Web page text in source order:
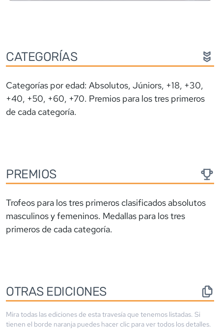
CATEGORÍAS
Categorías por edad: Absolutos, Júniors, +18, +30,
+40, +50, +60, +70. Premios para los tres primeros
de cada categoría.
PREMIOS
Trofeos para los tres primeros clasificados absolutos
masculinos y femeninos. Medallas para los tres
primeros de cada categoría.
OTRAS EDICIONES
Mira todas las ediciones de esta travesía que tenemos listadas. Si
tienen el borde naranja puedes hacer clic para ver todos los detalles.